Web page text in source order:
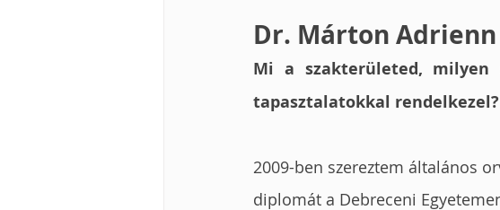
Dr. Márton Adrienn
Mi a szakterületed, milyen
tapasztalatokkal rendelkezel?
2009-ben szereztem általános
diplomát a Debreceni